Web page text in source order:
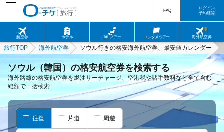
航空券 ホテル JALツアー エンタメツアー 海外航空券
FAQ
ログイン
予約確認
旅行TOP 海外航空券 ソウル行きの格安海外航空券、最安値カレンダー
ソウル（韓国）の格安航空券を検索する
海外路線の格安航空券を燃油サーチャージ、空港税や諸手数料など全て含む
総額で一括検索
往復 片道 周遊